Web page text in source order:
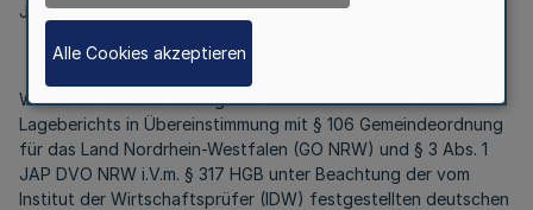
Januar bis zum 31. Dezember 2018 geprüft.
Wir haben unsere Prüfung des Jahresabschlusses und des
Lageberichts in Übereinstimmung mit § 106 Gemeindeordnung
für das Land Nordrhein-Westfalen (GO NRW) und § 3 Abs. 1
JAP DVO NRW i.V.m. § 317 HGB unter Beachtung der vom
Institut der Wirtschaftsprüfer (IDW) festgestellten deutschen
Alle Cookies akzeptieren